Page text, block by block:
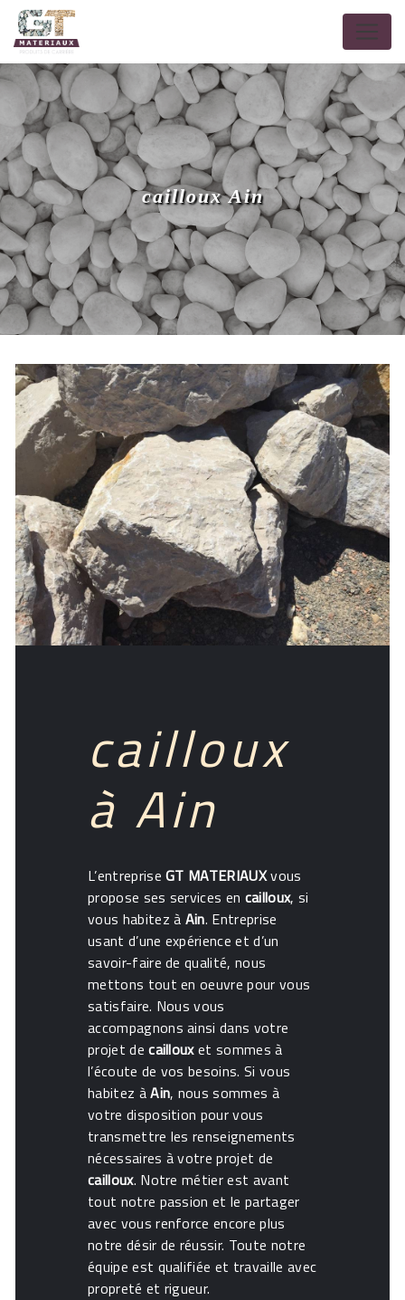
Panneau de gestion des cookies
cailloux Ain
cailloux
à Ain
L’entrepriseGT MATERIAUXvous
propose ses services en cailloux, si
vous habitez à Ain. Entreprise
usant d’une expérience et d’un
savoir-faire de qualité, nous
mettons tout en oeuvre pour vous
satisfaire. Nous vous
accompagnons ainsi dans votre
projet decaillouxet sommes à
l’écoute de vos besoins. Si vous
habitez àAin, nous sommes à
votre disposition pour vous
transmettre les renseignements
nécessaires à votre projet de
cailloux. Notre métier est avant
tout notre passion et le partager
avec vous renforce encore plus
notre désir de réussir. Toute notre
équipe est qualifiée et travaille avec
propreté et rigueur.